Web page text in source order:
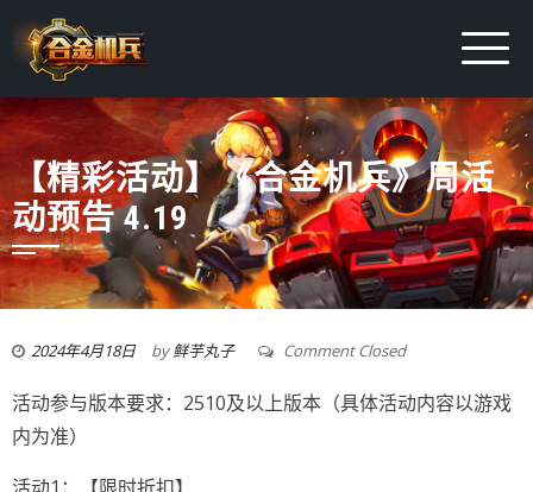
【精彩活动】《合金机兵》周活
动预告 4.19
2024年4月18日 by鲜芋丸子 Comment Closed
活动参与版本要求：2510及以上版本（具体活动内容以游戏
内为准）